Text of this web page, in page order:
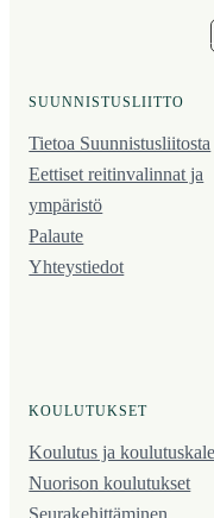
SUUNNISTUSLIITTO
Tietoa Suunnistusliitosta
Eettiset reitinvalinnat ja
ympäristö
Palaute
Yhteystiedot
KOULUTUKSET
Koulutus ja
Nuorison koulutukset